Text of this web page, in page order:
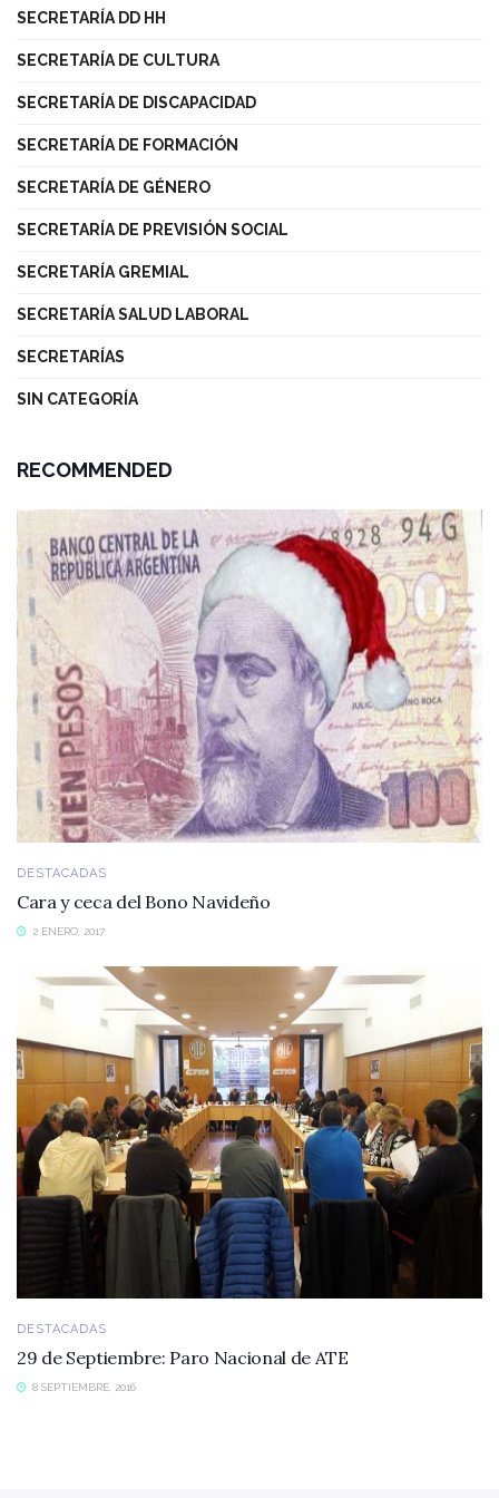
SECRETARÍA DD HH
SECRETARÍA DE CULTURA
SECRETARÍA DE DISCAPACIDAD
SECRETARÍA DE FORMACIÓN
SECRETARÍA DE GÉNERO
SECRETARÍA DE PREVISIÓN SOCIAL
SECRETARÍA GREMIAL
SECRETARÍA SALUD LABORAL
SECRETARÍAS
SIN CATEGORÍA
RECOMMENDED
DESTACADAS
Cara y ceca del Bono Navideño
2 ENERO, 2017
DESTACADAS
29 de Septiembre: Paro Nacional de ATE
8 SEPTIEMBRE, 2016